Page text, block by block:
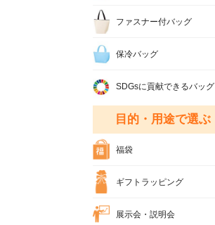
ファスナー付バッグ
保冷バッグ
SDGsに貢献できるバッグ
目的・用途で選ぶ
福袋
ギフトラッピング
展示会・説明会